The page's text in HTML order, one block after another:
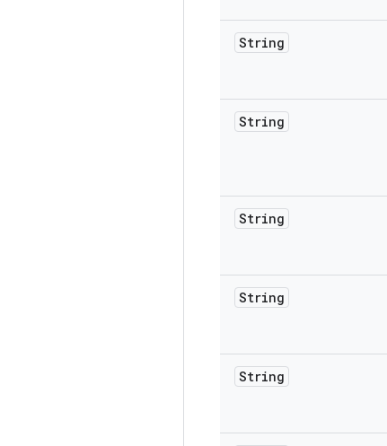
String
String
String
String
String